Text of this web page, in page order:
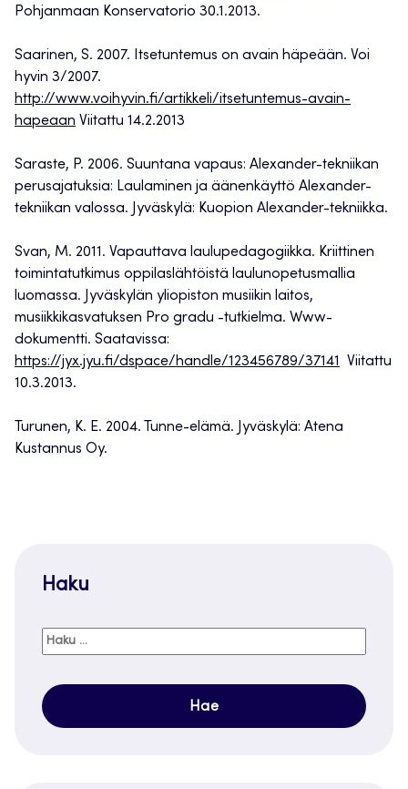
Pohjanmaan Konservatorio 30.1.2013.
Saarinen, S. 2007. Itsetuntemus on avain häpeään. Voi
hyvin 3/2007.
http://www.voihyvin.fi/artikkeli/itsetuntemus-avain-
hapeaan Viitattu 14.2.2013
Saraste, P. 2006. Suuntana vapaus: Alexander-tekniikan
perusajatuksia: Laulaminen ja äänenkäyttö Alexander-
tekniikan valossa. Jyväskylä: Kuopion Alexander-tekniikka.
Svan, M. 2011. Vapauttava laulupedagogiikka. Kriittinen
toimintatutkimus oppilaslähtöistä laulunopetusmallia
luomassa. Jyväskylän yliopiston musiikin laitos,
musiikkikasvatuksen Pro gradu -tutkielma. Www-
dokumentti. Saatavissa:
https://jyx.jyu.fi/dspace/handle/123456789/37141
Viitattu
10.3.2013.
Turunen, K. E. 2004. Tunne-elämä. Jyväskylä: Atena
Kustannus Oy.
Haku
Haku: